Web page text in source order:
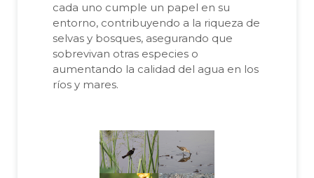
cada uno cumple un papel en su
entorno, contribuyendo a la riqueza de
selvas y bosques, asegurando que
sobrevivan otras especies o
aumentando la calidad del agua en los
ríos y mares.